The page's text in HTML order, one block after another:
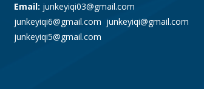
Email: junkeyiqi03@gmail.com
junkeyiqi6@gmail.com junkeyiqi@gmail.com
junkeyiqi5@gmail.com